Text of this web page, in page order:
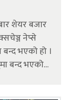
शेयर बजार
नेप्से
भएको हो ।
बन्द भएको